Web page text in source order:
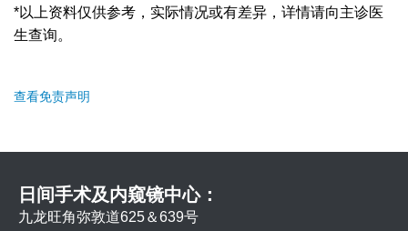
*以上资料仅供参考，实际情况或有差异，详情请向主诊医
生查询。
查看免责声明
日间手术及内窥镜中心：
九龙旺角弥敦道625＆639号